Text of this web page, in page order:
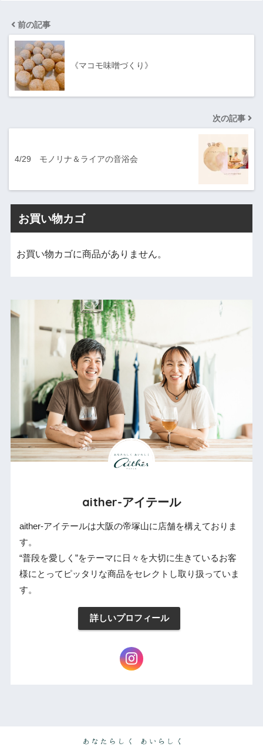
前の記事
《マコモ味噌づくり》
次の記事
4/29 モノリナ＆ライアの音浴会
お買い物カゴ
お買い物カゴに商品がありません。
aither-アイテール
aither-アイテールは大阪の帝塚山に店舗を構えておりま
す。
“普段を愛しく”をテーマに日々を大切に生きているお客
様にとってピッタリな商品をセレクトし取り扱っていま
す。
詳しいプロフィール